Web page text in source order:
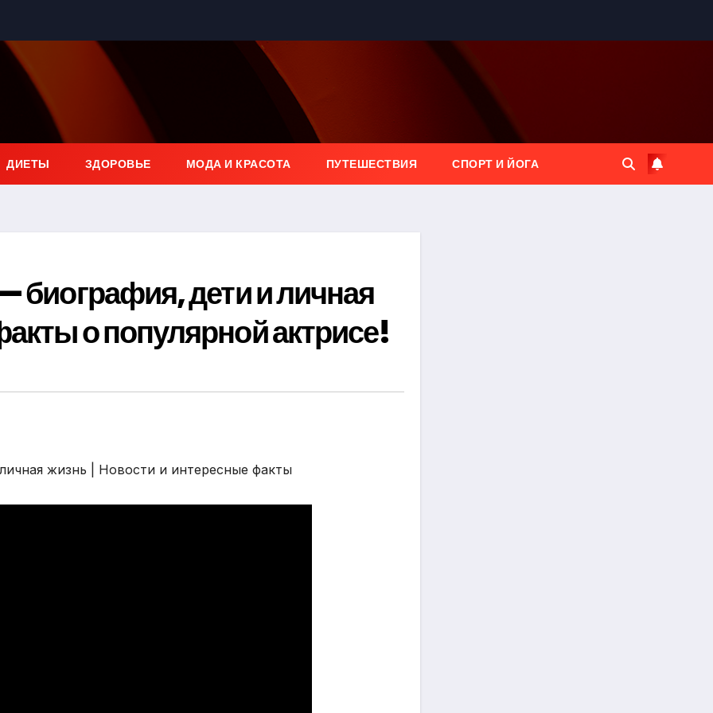
ДИЕТЫ ЗДОРОВЬЕ МОДА И КРАСОТА ПУТЕШЕСТВИЯ СПОРТ И ЙОГА
биография, дети и личная
о популярной актрисе!